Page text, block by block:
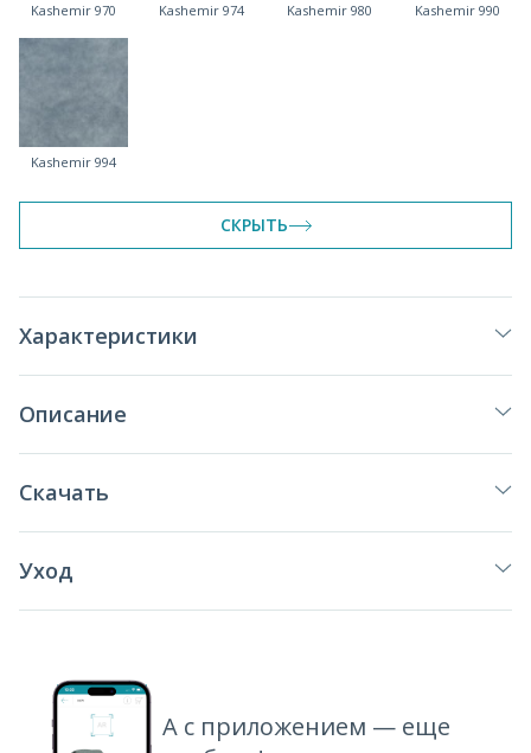
Kashemir 970 Kashemir 974 Kashemir 980 Kashemir 990
Kashemir 994
СКРЫТЬ
Характеристики
Описание
Скачать
Уход
А с приложением — еще